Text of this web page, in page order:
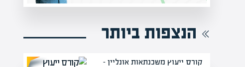
הנצפות ביותר
קורס ייעוץ משכנתאות אונליין –